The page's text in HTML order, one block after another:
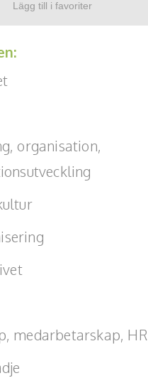
organisation,
medarbetarskap, HR